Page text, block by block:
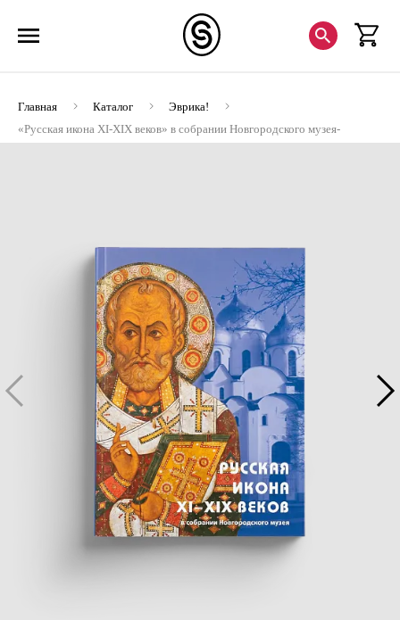
Главная Каталог
Эврика!
«Русская икона XI-XIX веков» в собрании Новгородского музея-
заповедника. Путеводитель (ЭВРИКА!)